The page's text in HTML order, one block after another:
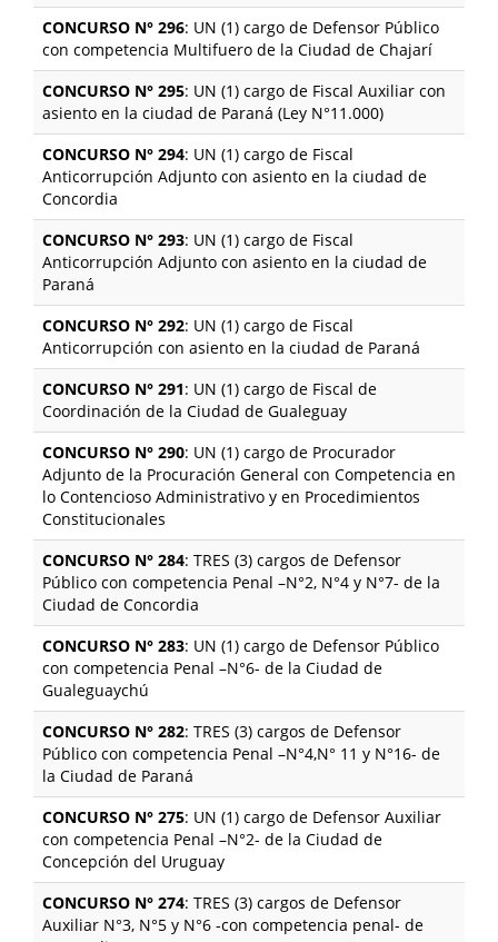
CONCURSO N° 296: UN (1) cargo de Defensor Público
con competencia Multifuero de la Ciudad de Chajarí
CONCURSO N° 295: UN (1) cargo de Fiscal Auxiliar con
asiento en la ciudad de Paraná (Ley N°11.000)
CONCURSO N° 294: UN (1) cargo de Fiscal
Anticorrupción Adjunto con asiento en la ciudad de
Concordia
CONCURSO N° 293: UN (1) cargo de Fiscal
Anticorrupción Adjunto con asiento en la ciudad de
Paraná
CONCURSO N° 292: UN (1) cargo de Fiscal
Anticorrupción con asiento en la ciudad de Paraná
CONCURSO N° 291: UN (1) cargo de Fiscal de
Coordinación de la Ciudad de Gualeguay
CONCURSO N° 290: UN (1) cargo de Procurador
Adjunto de la Procuración General con Competencia en
lo Contencioso Administrativo y en Procedimientos
Constitucionales
CONCURSO N° 284: TRES (3) cargos de Defensor
Público con competencia Penal –N°2, N°4 y N°7- de la
Ciudad de Concordia
CONCURSO N° 283: UN (1) cargo de Defensor Público
con competencia Penal –N°6- de la Ciudad de
Gualeguaychú
CONCURSO N° 282: TRES (3) cargos de Defensor
Público con competencia Penal –N°4,N° 11 y N°16- de
la Ciudad de Paraná
CONCURSO N° 275: UN (1) cargo de Defensor Auxiliar
con competencia Penal –N°2- de la Ciudad de
Concepción del Uruguay
CONCURSO N° 274: TRES (3) cargos de Defensor
Auxiliar N°3, N°5 y N°6 -con competencia penal- de